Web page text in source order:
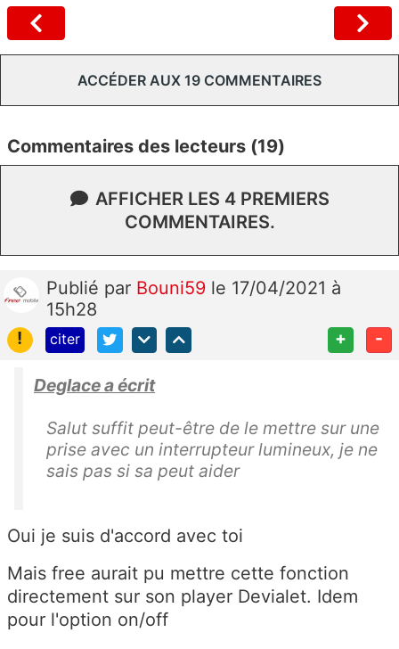
ACCÉDER AUX 19 COMMENTAIRES
Commentaires des lecteurs (19)
AFFICHER LES 4 PREMIERS
COMMENTAIRES.
Publié par Bouni59 le 17/04/2021 à
15h28
!
citer + -
Deglace a écrit
Salut suffit peut-être de le mettre sur une
prise avec un interrupteur lumineux, je ne
sais pas si sa peut aider
Oui je suis d'accord avec toi
Mais free aurait pu mettre cette fonction
directement sur son player Devialet. Idem
pour l'option on/off